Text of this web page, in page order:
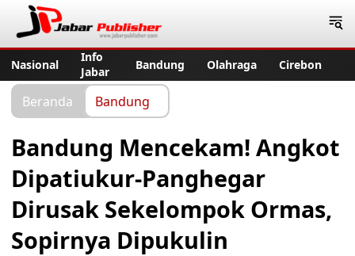
Nasional
Info
Jabar
Bandung Olahraga Cirebon
Beranda Bandung
Bandung Mencekam! Angkot
Dipatiukur-Panghegar
Dirusak Sekelompok Ormas,
Sopirnya Dipukulin